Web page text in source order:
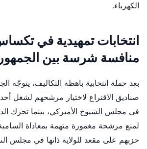
الكهرباء.
انتخابات تمهيدية في
منافسة شرسة بين
بعد حملة انتخابية باهظة التكاليف، يتوجّه
صناديق الاقتراع لاختيار مرشحهم لشغل
في مجلس الشيوخ الأميركي، بينما تحرك
لمنع مرشحة مغمورة متهمة بمعاداة
حزبهم على مقعد للولاية ذاتها في مجلس